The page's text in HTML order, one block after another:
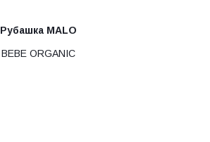
Рубашка MALO
BEBE ORGANIC